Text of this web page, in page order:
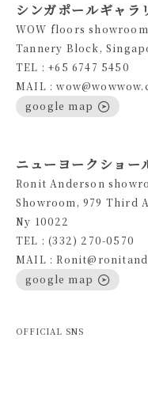
シンガポールギャラ
WOW floors
Tannery Block,
TEL : +65 6747 5450
MAIL :
google map
ニューヨークショー
Ronit Anderson
Showroom, 979 Third
Ny 10022
TEL : (332) 270-0570
MAIL :
google map
OFFICIAL SNS